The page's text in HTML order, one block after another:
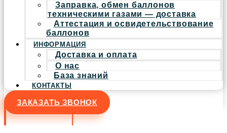
Заправка, обмен баллонов
техническими газами — доставка
Аттестация и освидетельствование
баллонов
ИНФОРМАЦИЯ
Доставка и оплата
О нас
База знаний
КОНТАКТЫ
ЗАКАЗАТЬ ЗВОНОК